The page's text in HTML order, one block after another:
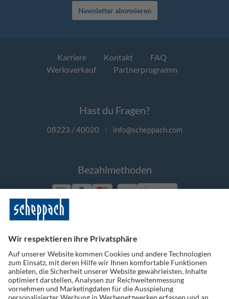
Newsletter abonnieren
Karriere Kontakt
FAQ
Werksverkauf
Partnerprogramm
Hast du Fragen?
08223 / 40020 | info@scheppach.com
Bezahlmethoden
Vorkasse
Folge uns auf Social Media